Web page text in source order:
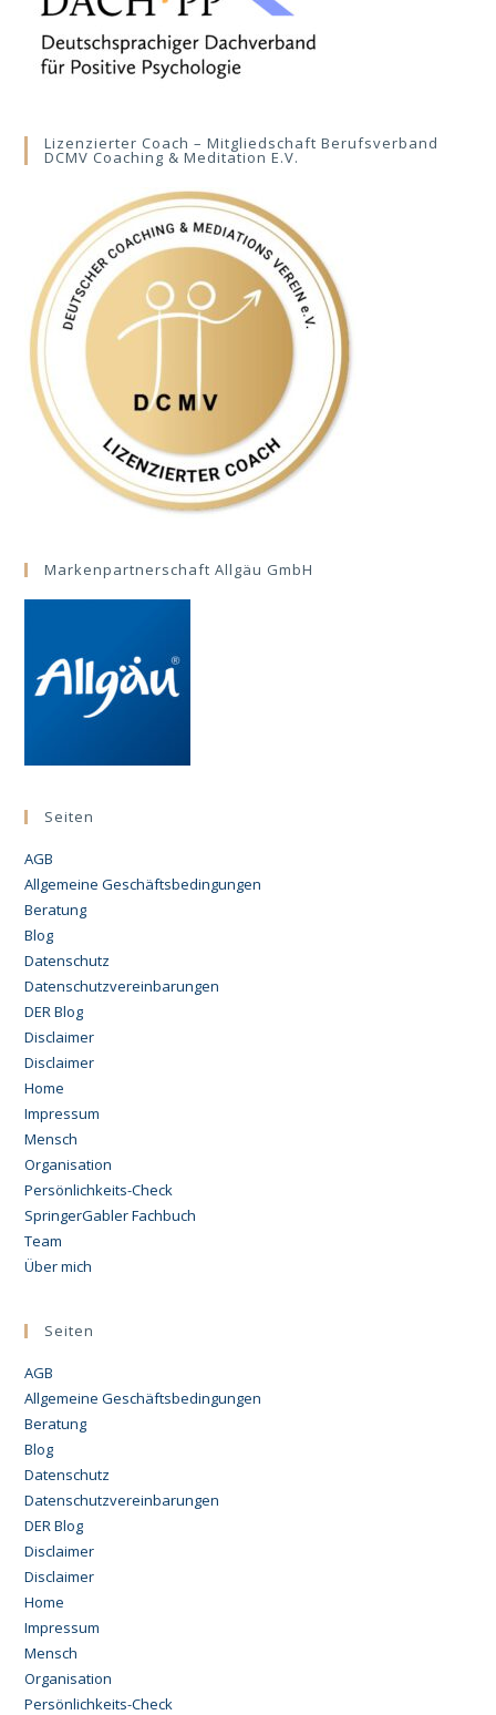
Lizenzierter Coach – Mitgliedschaft Berufsverband
DCMV Coaching & Meditation E.V.
Markenpartnerschaft Allgäu GmbH
Seiten
AGB
Allgemeine Geschäftsbedingungen
Beratung
Blog
Datenschutz
Datenschutzvereinbarungen
DER Blog
Disclaimer
Disclaimer
Home
Impressum
Mensch
Organisation
Persönlichkeits-Check
SpringerGabler Fachbuch
Team
Über mich
Seiten
AGB
Allgemeine Geschäftsbedingungen
Beratung
Blog
Datenschutz
Datenschutzvereinbarungen
DER Blog
Disclaimer
Disclaimer
Home
Impressum
Mensch
Organisation
Persönlichkeits-Check